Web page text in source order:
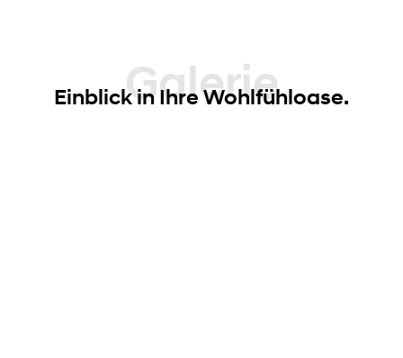
Galerie
Einblick in Ihre Wohlfühloase.